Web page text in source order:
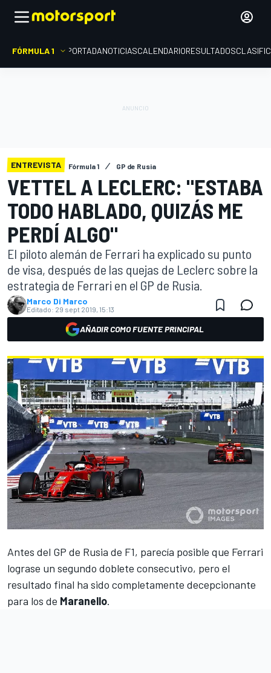
FÓRMULA 1 PORTADANOTICIASCALENDARIORESULTADOS
ENTREVISTA Fórmula 1 GP de Rusia
VETTEL A LECLERC: "ESTABA
TODO HABLADO, QUIZÁS ME
PERDÍ ALGO"
El piloto alemán de Ferrari ha explicado su punto
de visa, después de las quejas de Leclerc sobre la
estrategia de Ferrari en el GP de Rusia.
Marco Di Marco
Editado: 29 sept 2019, 15:13
AÑADIR COMO FUENTE PRINCIPAL
Antes del GP de Rusia de F1, parecía posible que Ferrari
lograse un segundo doblete consecutivo, pero el
resultado final ha sido completamente decepcionante
para los de Maranello.